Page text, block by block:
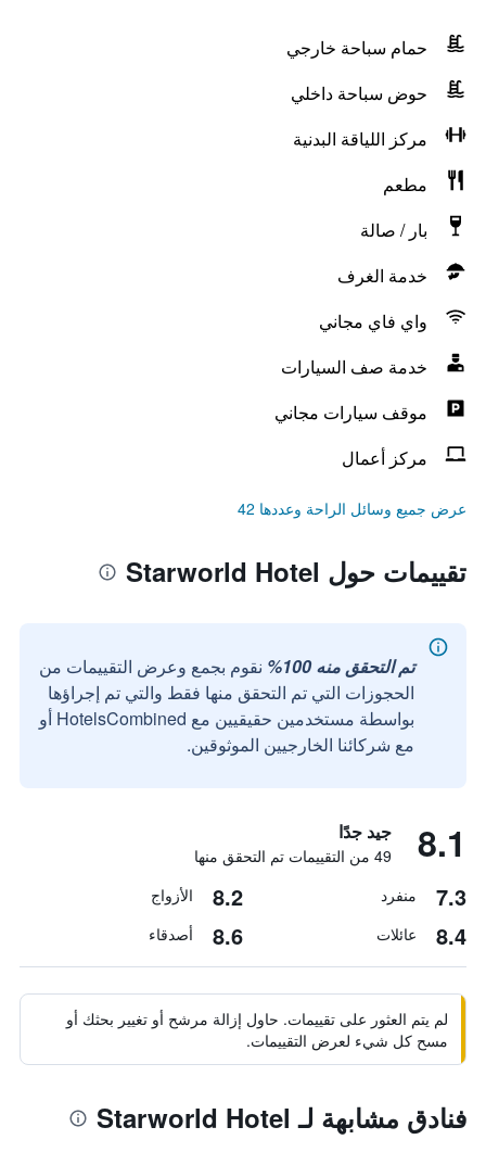
حمام سباحة خارجي
حوض سباحة داخلي
مركز اللياقة البدنية
مطعم
بار / صالة
خدمة الغرف
واي فاي مجاني
خدمة صف السيارات
موقف سيارات مجاني
مركز أعمال
عرض جميع وسائل الراحة وعددها 42
تقييمات حول Starworld Hotel
تم التحقق منه 100%
نقوم بجمع وعرض التقييمات من
الحجوزات التي تم التحقق منها فقط والتي تم إجراؤها
بواسطة مستخدمين حقيقيين مع HotelsCombined أو
مع شركائنا الخارجيين الموثوقين.
8.1 جيد جدًا
49 من التقييمات تم التحقق منها
7.3 منفرد 8.2 الأزواج
8.4 عائلات 8.6 أصدقاء
لم يتم العثور على تقييمات. حاول إزالة مرشح أو تغيير بحثك أو
مسح كل شيء لعرض التقييمات.
فنادق مشابهة لـ Starworld Hotel